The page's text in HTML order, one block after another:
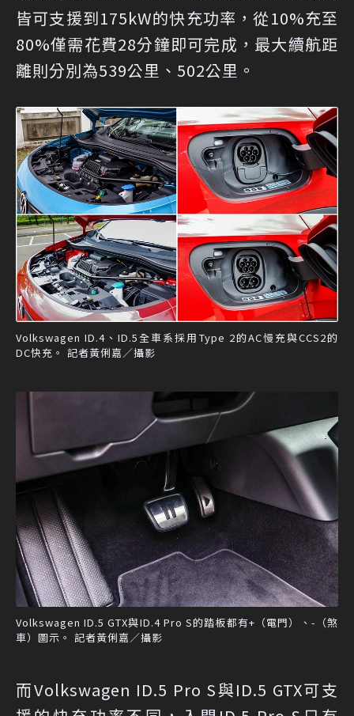
皆可支援到175kW的快充功率，從10%充至
80%僅需花費28分鐘即可完成，最大續航距
離則分別為539公里、502公里。
Volkswagen ID.4、ID.5全車系採用Type 2的AC慢充與CCS2的
DC快充。 記者黃俐嘉／攝影
Volkswagen ID.5 GTX與ID.4 Pro S的踏板都有+（電門）、-（煞
車）圖示。 記者黃俐嘉／攝影
而Volkswagen ID.5 Pro S與ID.5 GTX可支